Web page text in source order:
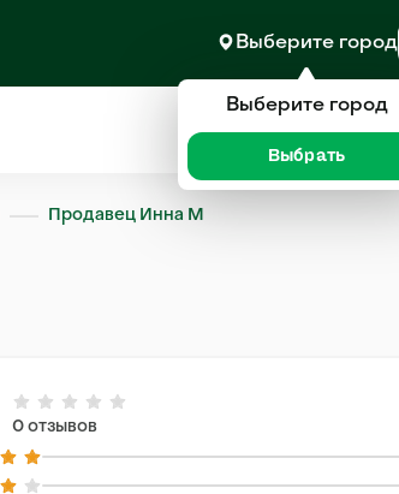
Выберите город
Продавец Инна М
0 отзывов
Выберите город
Выбрать